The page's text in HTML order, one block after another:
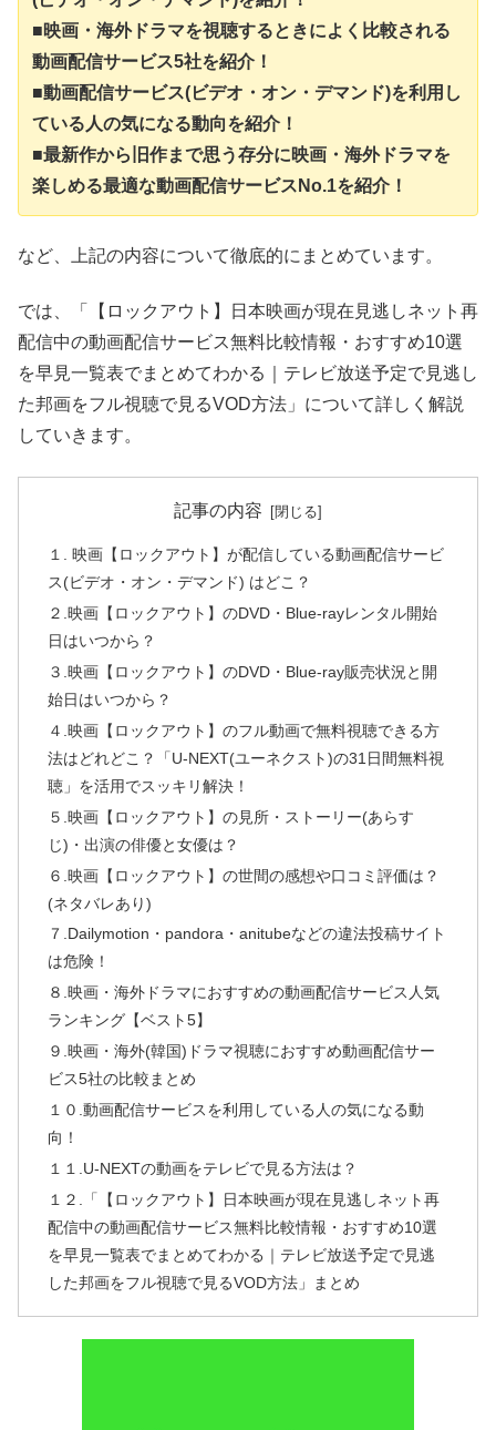
■映画・海外ドラマを視聴するときによく比較される
動画配信サービス5社を紹介！
■動画配信サービス(ビデオ・オン・デマンド)を利用し
ている人の気になる動向を紹介！
■最新作から旧作まで思う存分に映画・海外ドラマを
楽しめる最適な動画配信サービスNo.1を紹介！
など、上記の内容について徹底的にまとめています。
では、「【ロックアウト】日本映画が現在見逃しネット再
配信中の動画配信サービス無料比較情報・おすすめ10選
を早見一覧表でまとめてわかる｜テレビ放送予定で見逃し
た邦画をフル視聴で見るVOD方法」について詳しく解説
していきます。
記事の内容
１. 映画【ロックアウト】が配信している動画配信サービ
ス(ビデオ・オン・デマンド) はどこ？
２.映画【ロックアウト】のDVD・Blue-rayレンタル開始
日はいつから？
３.映画【ロックアウト】のDVD・Blue-ray販売状況と開
始日はいつから？
４.映画【ロックアウト】のフル動画で無料視聴できる方
法はどれどこ？「U-NEXT(ユーネクスト)の31日間無料視
聴」を活用でスッキリ解決！
５.映画【ロックアウト】の見所・ストーリー(あらす
じ)・出演の俳優と女優は？
６.映画【ロックアウト】の世間の感想や口コミ評価は？
(ネタバレあり)
７.Dailymotion・pandora・anitubeなどの違法投稿サイト
は危険！
８.映画・海外ドラマにおすすめの動画配信サービス人気
ランキング【ベスト5】
９.映画・海外(韓国)ドラマ視聴におすすめ動画配信サー
ビス5社の比較まとめ
１０.動画配信サービスを利用している人の気になる動
向！
１１.U-NEXTの動画をテレビで見る方法は？
１２.「【ロックアウト】日本映画が現在見逃しネット再
配信中の動画配信サービス無料比較情報・おすすめ10選
を早見一覧表でまとめてわかる｜テレビ放送予定で見逃
した邦画をフル視聴で見るVOD方法」まとめ